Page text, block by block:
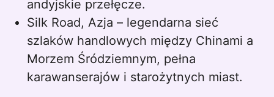
andyjskie przełęcze.
Silk Road, Azja – legendarna sieć
szlaków handlowych między Chinami a
Morzem Śródziemnym, pełna
karawanserajów i starożytnych miast.